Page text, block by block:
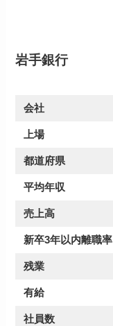
岩手銀行
会社
上場
都道府県
平均年収
売上高
新卒3年以内離職率
残業
有給
社員数